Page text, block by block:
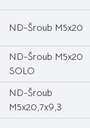
ND-Šroub M5x20
ND-Šroub M5x20
SOLO
ND-Šroub
M5x20,7x9,3